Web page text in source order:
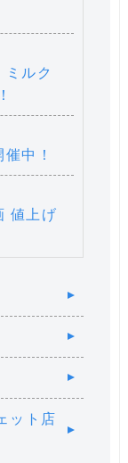
ルク
中！
値上げ
ット店